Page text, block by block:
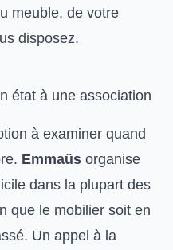
meuble, de votre
disposez.
état à une association
à examiner quand
Emmaüs organise
dans la plupart des
que le mobilier soit en
Un appel à la